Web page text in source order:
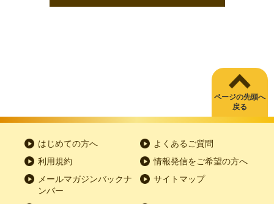
ページの先頭へ
戻る
はじめての方へ
よくあるご質問
利用規約
情報発信をご希望の方へ
メールマガジンバックナ
ンバー
サイトマップ